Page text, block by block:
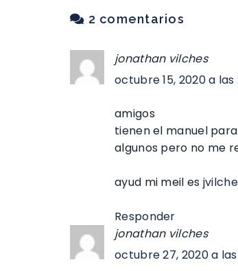
2 comentarios
jonathan vilches
octubre 15, 2020 a las
amigos
tienen el manuel
algunos pero no me
ayud mi meil es
Responder
jonathan vilches
octubre 27, 2020 a las